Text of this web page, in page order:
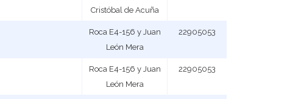
Cristóbal de Acuña
Roca E4-156 y Juan
León Mera
22905053
Roca E4-156 y Juan
León Mera
22905053